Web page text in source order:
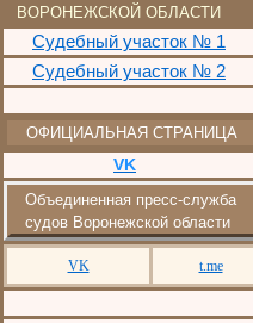
ВОРОНЕЖСКОЙ ОБЛАСТИ
Судебный участок № 1
Судебный участок № 2
ОФИЦИАЛЬНАЯ СТРАНИЦА
VK
Объединенная пресс-служба
судов Воронежской области
VK t.me